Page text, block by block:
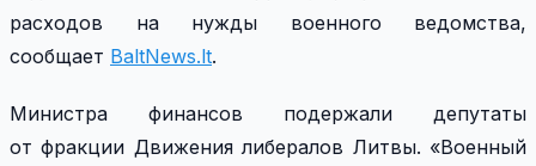
расходов на нужды военного ведомства,
сообщает BaltNews.lt.
Министра финансов подержали депутаты
от фракции Движения либералов Литвы. «Военный